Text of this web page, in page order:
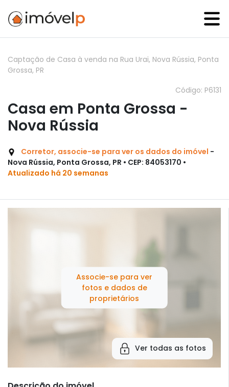
Captação de Casa à venda na Rua Urai, Nova Rússia, Ponta
Grossa, PR
Código: P6131
Casa em Ponta Grossa -
Nova Rússia
Corretor, associe-se para ver os dados do imóvel -
Nova Rússia, Ponta Grossa, PR • CEP: 84053170 •
Atualizado há 20 semanas
Associe-se para ver
fotos e dados de
proprietários
Ver todas as fotos